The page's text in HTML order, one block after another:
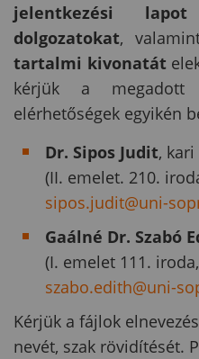
jelentkezési lapot
dolgozatokat,
tartalmi kivonatát
kérjük a megadott
elérhetőségek egyikén
Dr. Sipos Judit,
(II. emelet. 210.
sipos.judit@uni-
Gaálné Dr. Szabó
(I. emelet 111.
szabo.edith@uni-
Kérjük a fájlok
nevét, szak rövidítését.